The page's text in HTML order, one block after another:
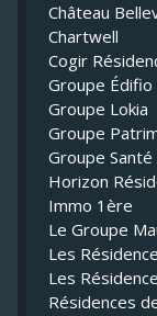
Château
Chartwell
Cogir
Groupe Édifio
Groupe Lokia
Groupe
Groupe
Horizon
Immo 1ère
Le Groupe
Les
Les
Résidences